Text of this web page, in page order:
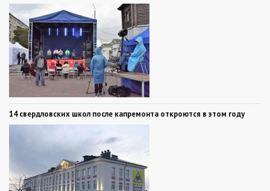
14 свердловских школ после капремонта откроются в этом году